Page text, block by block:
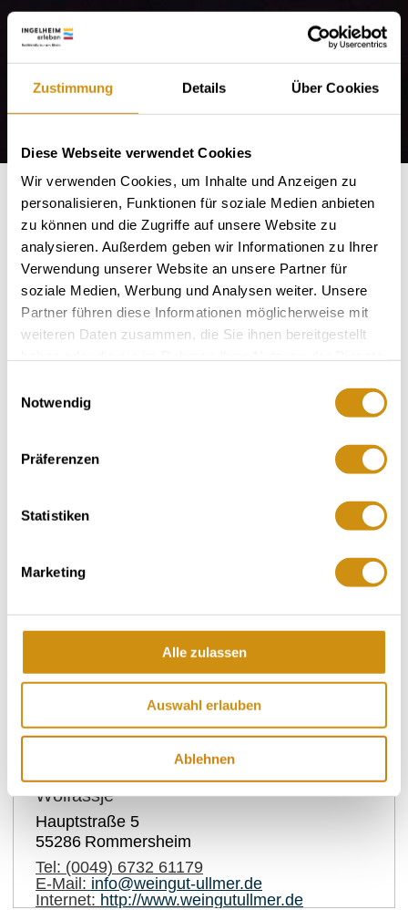
Zustimmung Details Über Cookies
Diese Webseite verwendet Cookies
Wir verwenden Cookies, um Inhalte und Anzeigen zu
personalisieren, Funktionen für soziale Medien anbieten
zu können und die Zugriffe auf unsere Website zu
analysieren. Außerdem geben wir Informationen zu Ihrer
Verwendung unserer Website an unsere Partner für
soziale Medien, Werbung und Analysen weiter. Unsere
Partner führen diese Informationen möglicherweise mit
weiteren Daten zusammen, die Sie ihnen bereitgestellt
Notwendig
Präferenzen
Statistiken
Marketing
Alle zulassen
Auswahl erlauben
Ablehnen
Idyllisch gelegen im rheinhessischen Hügelland liegt
unser Weingut. In unserer Weinstube "Zum
Woifässje" bieten wir Ihnen unseren eigenen Wein,
Secco u.v.m. zu unseren leckeren, hausgemachten
Speisen an.
In unserem ruhig gelegenen Gästehaus bieten wir
oder Urlaub machen wollen.
Die Hiwweltour Neuborn können Sie direkt von uns
aus starten, sie verläuft inmitten der schönen Natur,
Weinberge und vielen Rastplätzen .
Uhr und sonntags ab 17 Uhr geöffnet.
Für alle Wanderfreunde und Naturliebhaber sind wir
samstags und sonntags ab 13 Uhr da.
Weitere Infos & Downloads
Kontaktinformationen:
Weingut, Weinstube & Gästehaus "Zum
Woifässje"
Hauptstraße 5
55286 Rommersheim
Tel: (0049) 6732 61179
E-Mail: info@weingut-ullmer.de
Internet: http://www.weingutullmer.de